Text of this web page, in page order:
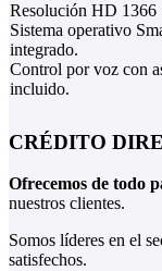
Resolución HD 1366
Sistema operativo
integrado.
Control por voz con
incluido.
CRÉDITO
Ofrecemos de todo
nuestros clientes.
Somos líderes en el
satisfechos.